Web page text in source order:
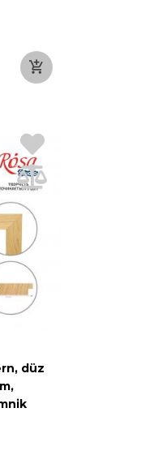
düz